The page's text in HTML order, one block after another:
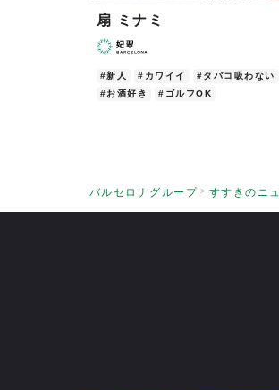
扇 ミナミ
#新人 #カワイイ
#タバコ吸わない
#お酒好き
#ゴルフOK
バルセロナグループ すすきのニ